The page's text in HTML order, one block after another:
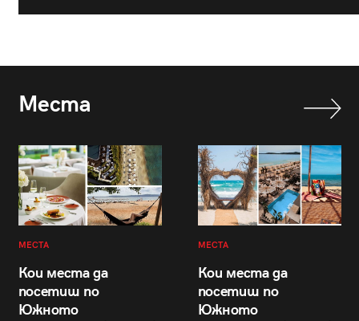
Места
МЕСТА
Кои места да
посетиш по
Южното
МЕСТА
Кои места да
посетиш по
Южното